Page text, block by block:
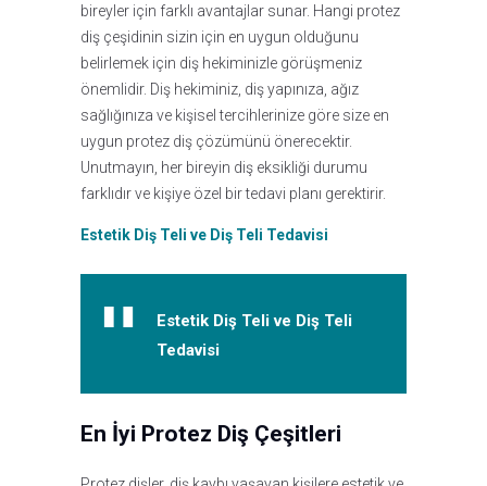
bireyler için farklı avantajlar sunar. Hangi protez
diş çeşidinin sizin için en uygun olduğunu
belirlemek için diş hekiminizle görüşmeniz
önemlidir. Diş hekiminiz, diş yapınıza, ağız
sağlığınıza ve kişisel tercihlerinize göre size en
uygun protez diş çözümünü önerecektir.
Unutmayın, her bireyin diş eksikliği durumu
farklıdır ve kişiye özel bir tedavi planı gerektirir.
Estetik Diş Teli ve Diş Teli Tedavisi
Estetik Diş Teli ve Diş Teli
Tedavisi
En İyi Protez Diş Çeşitleri